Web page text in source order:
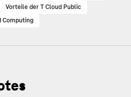
Vorteile der T Cloud Public
Computing